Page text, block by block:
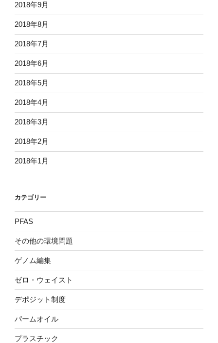
2018年9月
2018年8月
2018年7月
2018年6月
2018年5月
2018年4月
2018年3月
2018年2月
2018年1月
カテゴリー
PFAS
その他の環境問題
ゲノム編集
ゼロ・ウェイスト
デポジット制度
パームオイル
プラスチック